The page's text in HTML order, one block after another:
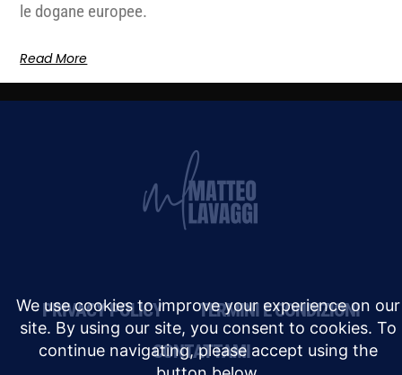
le dogane europee.
Read More
PRIVACY POLICY
TERMINI E CONDIZIONI
CONTATTAMI